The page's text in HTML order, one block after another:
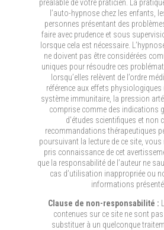
préalable de votre praticien. La
l’auto-hypnose chez les enfants,
personnes présentant des
faire avec prudence et sous
lorsque cela est nécessaire.
ne doivent pas être considérées
uniques pour résoudre ces
lorsqu’elles relèvent de l’ordre
référence aux effets physiologiques
système immunitaire, la pression
comprise comme des indications
d’études scientifiques et non
recommandations thérapeutiques
poursuivant la lecture de ce site,
pris connaissance de cet
que la responsabilité de l’auteur ne
cas d’utilisation inappropriée ou
informations
Clause de non-responsabilité :
contenues sur ce site ne sont
substituer à un quelconque